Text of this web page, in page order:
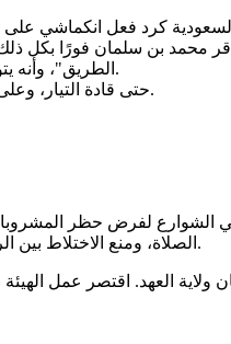
محمد بن سلمان فورًا بكل
الطريق"، وأنه يتوجب إعادة الأمور إلى نصابها، ‏فاتحًا الطريق أمام تغييرات فكرية بالمملكة.
حتى قادة التيار، وعلى رأسهم عائض القرني، اعترفوا علنًا بالأخطاء التي ارتكبوها واعتذروا عنها.
لفرض حظر المشروبات
الصلاة، ومنع الاختلاط بين الرجال والنساء، والتضييق على زي النساء بالقوة. كل ذلك بات من الماضي.